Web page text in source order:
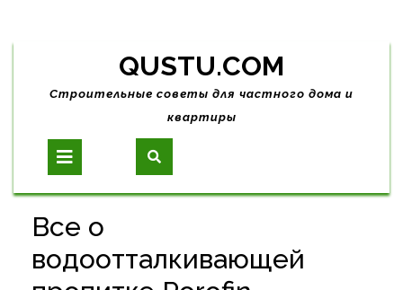
Skip
content
QUSTU.COM
Строительные советы для частного дома и
квартиры
Open
Button
Все о
водоотталкивающей